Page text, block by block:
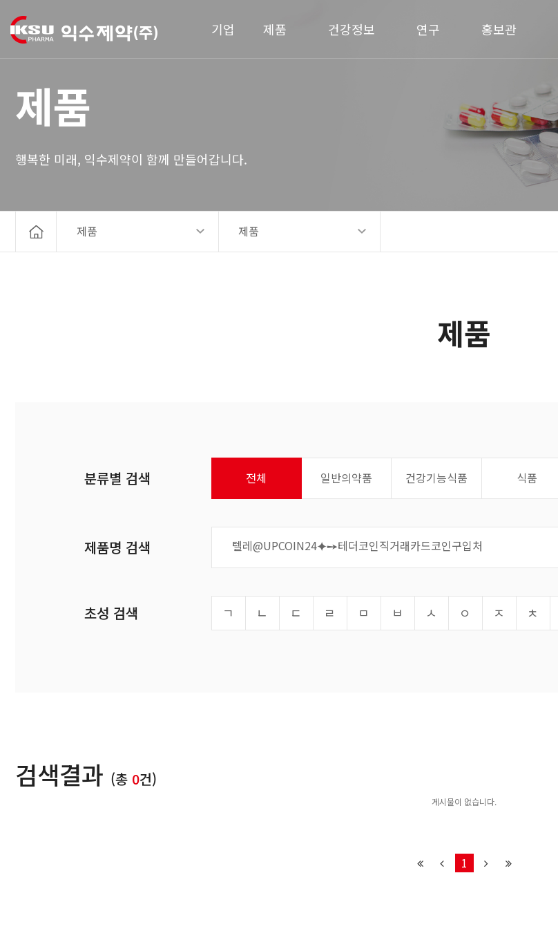
기업 제품 건강정보 연구 홍보관
제품
행복한 미래, 익수제약이 함께 만들어갑니다.
제품 제품
제품
분류별 검색 전체 일반의약품 건강기능식품 식품
제품명 검색
초성 검색 ㄱ ㄴ ㄷ ㄹ ㅁ ㅂ ㅅ ㅇ ㅈ ㅊ
검색결과 (총 0건)
게시물이 없습니다.
1